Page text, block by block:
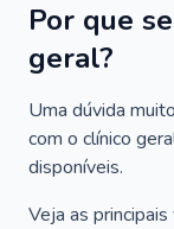
Por que
geral?
Uma dúvida
com o clínico
disponíveis.
Veja as